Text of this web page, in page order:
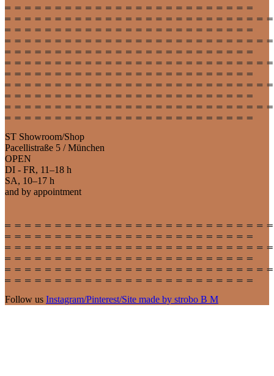
ST Showroom/Shop
Pacellistraße 5 / München
OPEN
DI - FR, 11–18 h
SA, 10–17 h
and by appointment
Follow us Instagram/Pinterest/Site made by strobo B M